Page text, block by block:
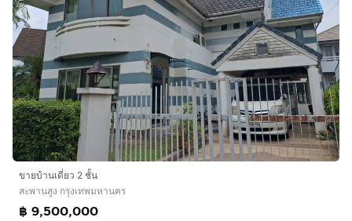
ขายบ้านเดี่ยว 2 ชั้น
สะพานสูง กรุงเทพมหานคร
฿ 9,500,000